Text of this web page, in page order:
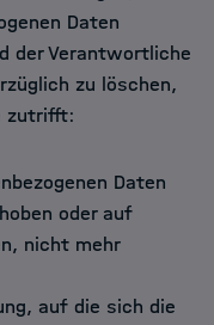
Daten
der Verantwortliche
zu löschen,
zutrifft:
Daten
oder auf
nicht mehr
auf die sich die